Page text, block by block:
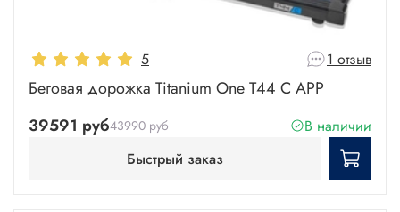
5 1 отзыв
Беговая дорожка Titanium One T44 C APP
39591 руб43990 руб
В наличии
Быстрый заказ